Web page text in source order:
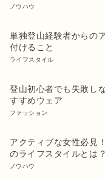
ノウハウ
単独登山経験者からの
付けること
ライフスタイル
登山初心者でも失敗し
すすめウェア
ファッション
アクティブな女性必見
のライフスタイルとは？
ノウハウ